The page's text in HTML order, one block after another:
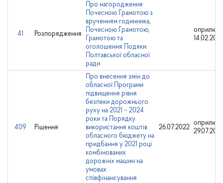
41 Розпорядження
Про нагородження
Почесною Грамотою з
врученням годинника,
Почесною Грамотою,
Грамотою та
оголошення Подяки
Полтавської обласної
ради
409 Рішення
Про внесення змін до
обласної Програми
підвищення рівня
безпеки дорожнього
руху на 2021 – 2024
роки та Порядку
використання коштів
обласного бюджету на
придбання у 2021 році
комбінованих
дорожніх машин на
умовах
співфінансування
26.07.2022